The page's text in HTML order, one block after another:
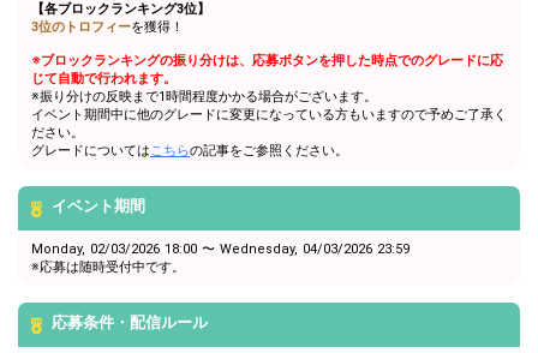
【各ブロックランキング3位】
3位のトロフィーを獲得！
※ブロックランキングの振り分けは、応募ボタンを押した時点でのグレードに応
じて自動で行われます。
※振り分けの反映まで1時間程度かかる場合がございます。
イベント期間中に他のグレードに変更になっている方もいますので予めご了承く
ださい。
グレードについてはこちらの記事をご参照ください。
イベント期間
Monday, 02/03/2026 18:00 〜 Wednesday, 04/03/2026 23:59
※応募は随時受付中です。
応募条件・配信ルール